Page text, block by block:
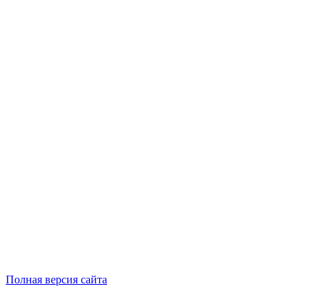
Полная версия сайта